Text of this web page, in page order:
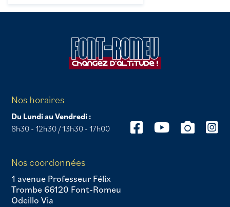
Nos horaires
Du Lundi au Vendredi :
8h30 - 12h30 / 13h30 - 17h00
Nos coordonnées
1 avenue Professeur Félix
Trombe 66120 Font-Romeu
Odeillo Via